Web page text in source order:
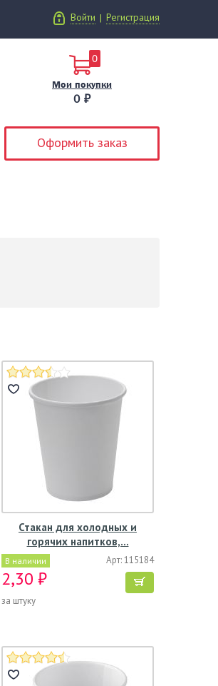
Войти | Регистрация
0
Мои покупки
0 ₽
Оформить заказ
Стакан для холодных и
горячих напитков,…
В наличии Арт: 115184
2,30 ₽
за штуку